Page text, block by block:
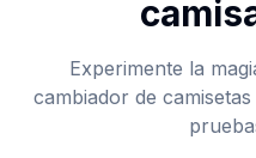
Experimente la
cambiador de